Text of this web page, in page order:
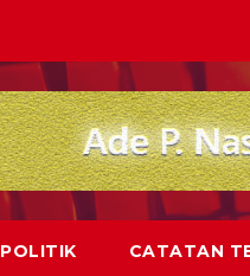
POLITIK CATATAN